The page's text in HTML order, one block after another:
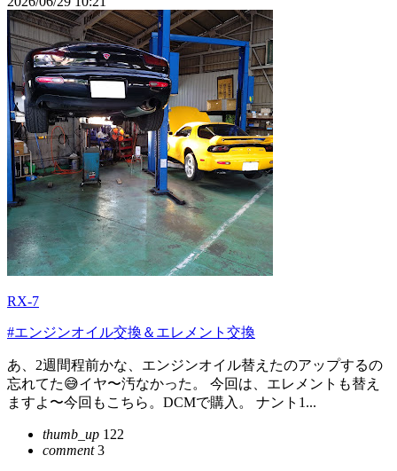
RX-7
#エンジンオイル交換＆エレメント交換
あ、2週間程前かな、エンジンオイル替えたのアップするの
忘れてた😅イヤ〜汚なかった。 今回は、エレメントも替え
ますよ〜今回もこちら。DCMで購入。 ナント1...
thumb_up 122
comment3